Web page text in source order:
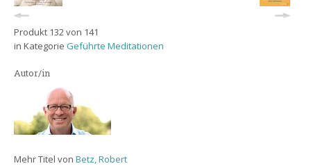
Produkt 132 von 141
in Kategorie Geführte Meditationen
Autor/in
Mehr Titel von Betz, Robert